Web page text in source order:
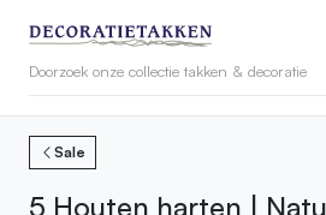
Sale
5 Houten harten |